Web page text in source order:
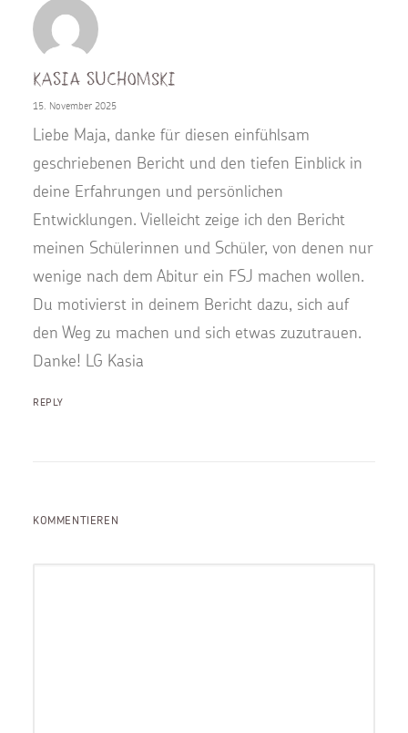
Kasia Suchomski
15. November 2025
Liebe Maja, danke für diesen einfühlsam
geschriebenen Bericht und den tiefen Einblick in
deine Erfahrungen und persönlichen
Entwicklungen. Vielleicht zeige ich den Bericht
meinen Schülerinnen und Schüler, von denen nur
wenige nach dem Abitur ein FSJ machen wollen.
Du motivierst in deinem Bericht dazu, sich auf
den Weg zu machen und sich etwas zuzutrauen.
Danke! LG Kasia
REPLY
KOMMENTIEREN